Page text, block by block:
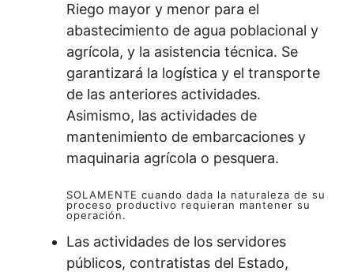
Riego mayor y menor para el
abastecimiento de agua poblacional y
agrícola, y la asistencia técnica. Se
garantizará la logística y el transporte
de las anteriores actividades.
Asimismo, las actividades de
mantenimiento de embarcaciones y
maquinaria agrícola o pesquera.
SOLAMENTE cuando dada la naturaleza de su
proceso productivo requieran mantener su
operación.
Las actividades de los servidores
públicos, contratistas del Estado,